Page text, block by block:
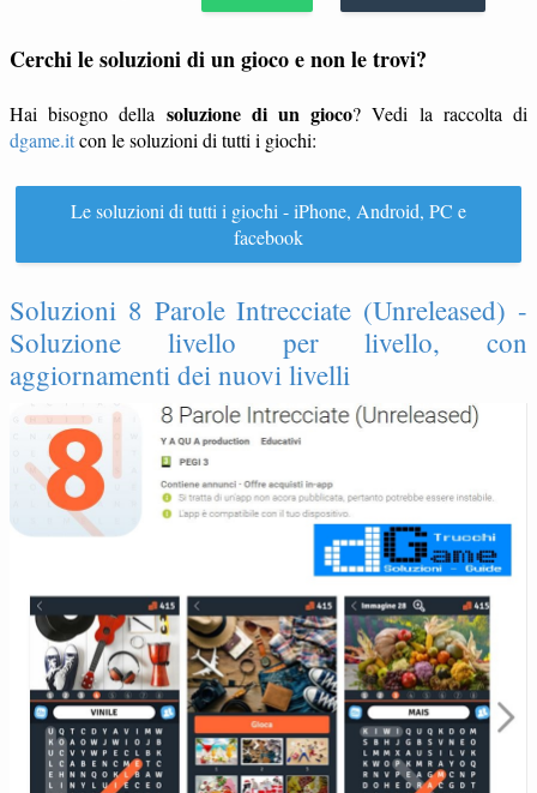
Cerchi le soluzioni di un gioco e non le trovi?
Hai bisogno della soluzione di un gioco? Vedi la raccolta di
dgame.itcon le soluzioni di tutti i giochi:
Le soluzioni di tutti i giochi - iPhone, Android, PC e
facebook
Soluzioni 8 Parole Intrecciate (Unreleased) -
Soluzione livello per livello, con
aggiornamenti dei nuovi livelli